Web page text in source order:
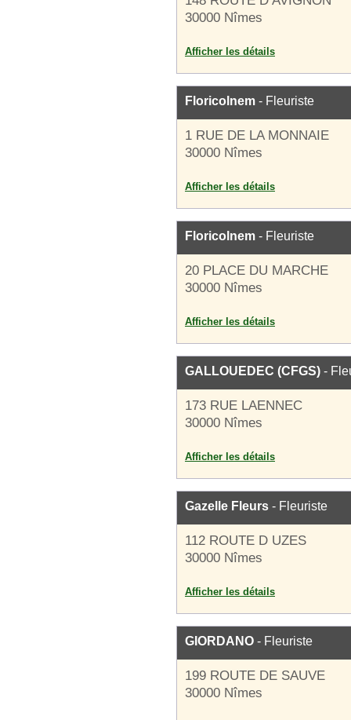
30000 Nîmes
Afficher les détails
Floricolnem - Fleuriste
1 RUE DE LA MONNAIE
30000 Nîmes
Afficher les détails
Floricolnem - Fleuriste
20 PLACE DU MARCHE
30000 Nîmes
Afficher les détails
GALLOUEDEC (CFGS) -
173 RUE LAENNEC
30000 Nîmes
Afficher les détails
Gazelle Fleurs - Fleuriste
112 ROUTE D UZES
30000 Nîmes
Afficher les détails
GIORDANO - Fleuriste
199 ROUTE DE SAUVE
30000 Nîmes